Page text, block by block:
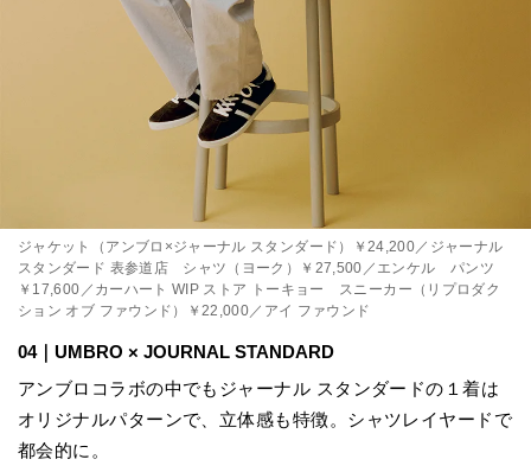
ジャケット（アンブロ×ジャーナル スタンダード）￥24,200／ジャーナル
スタンダード 表参道店 シャツ（ヨーク）￥27,500／エンケル パンツ
￥17,600／カーハート WIP ストア トーキョー スニーカー（リプロダク
ション オブ ファウンド）￥22,000／アイ ファウンド
04｜UMBRO × JOURNAL STANDARD
アンブロコラボの中でもジャーナル スタンダードの１着は
オリジナルパターンで、立体感も特徴。シャツレイヤードで
都会的に。